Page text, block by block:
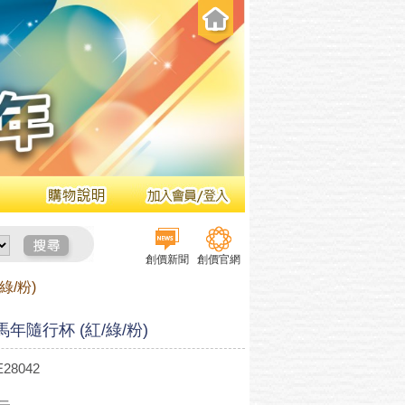
創價新聞 創價官網
/粉)
年隨行杯 (紅/綠/粉)